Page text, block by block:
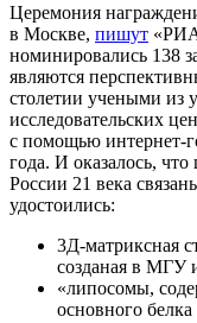
Церемония
в Москве, пишут
номинировались 138
являются
столетии учеными из
исследовательских
с помощью интернет-
года. И оказалось,
России 21 века
удостоились:
3Д-матриксная
созданая в МГУ
«липосомы,
основного